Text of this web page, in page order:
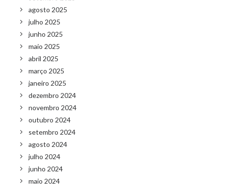
agosto 2025
julho 2025
junho 2025
maio 2025
abril 2025
março 2025
janeiro 2025
dezembro 2024
novembro 2024
outubro 2024
setembro 2024
agosto 2024
julho 2024
junho 2024
maio 2024